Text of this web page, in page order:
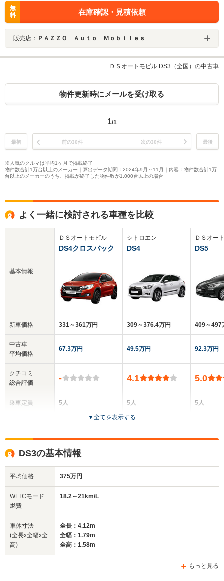
無
料
在庫確認・見積依頼
販売店： ＰＡＺＺＯ Ａｕｔｏ Ｍｏｂｉｌｅｓ
ＤＳオートモビル DS3（全国）の中古車
物件更新時にメールを受け取る
1/1
最初 前の30件 次の30件 最後
※人気のクルマは平均1ヶ月で掲載終了
物件数合計1万台以上のメーカー｜算出データ期間：2024年9月～11月｜内容：物件数合計1万
台以上のメーカーのうち、掲載が終了した物件数が1,000台以上の場合
よく一緒に検討される車種を比較
基本情報
新車価格
中古車
平均価格
クチコミ
総合評価
乗車定員
サイズ
(全長x全幅x全高)
ＤＳオートモビル
DS4クロスバック
331～361万円
67.3万円
-
5人
全幅
1.81m
シトロエン
DS4
309～376.4万円
49.5万円
4.1
5人
5ドア
ＤＳオー
DS5
409～497
92.3万円
5.0
5人
▼全てを表示する
DS3の基本情報
平均価格 375万円
WLTCモード
燃費
18.2～21km/L
車体寸法
(全長x全幅x全
高)
全長：4.12m
全幅：1.79m
全高：1.58m
もっと見る